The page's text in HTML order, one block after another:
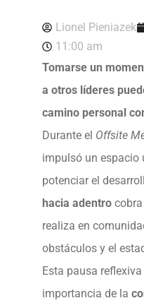
Lionel Pieniazek
11:00 am
Tomarse un
a otros líderes
camino personal
Durante el Offsite
impulsó un espacio
potenciar el
hacia adentro
realiza en
obstáculos y el
Esta pausa
importancia de la